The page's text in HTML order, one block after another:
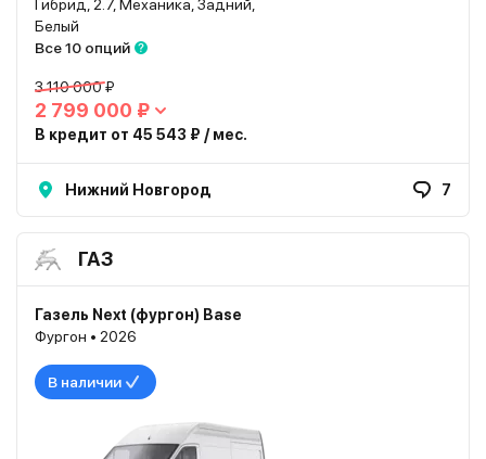
Гибрид, 2.7, Механика, Задний,
Белый
Все 10 опций
3 110 000 ₽
2 799 000 ₽
В кредит от 45 543 ₽ / мес.
Нижний Новгород 7
ГАЗ
Газель Next (фургон) Base
Фургон • 2026
В наличии